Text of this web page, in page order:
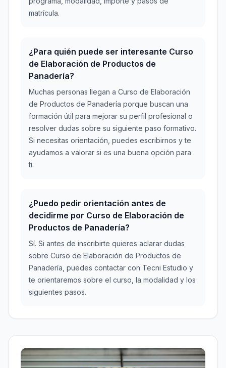
matrícula.
¿Para quién puede ser interesante Curso
de Elaboración de Productos de
Panadería?
Muchas personas llegan a Curso de Elaboración
de Productos de Panadería porque buscan una
formación útil para mejorar su perfil profesional o
resolver dudas sobre su siguiente paso formativo.
Si necesitas orientación, puedes escribirnos y te
ayudamos a valorar si es una buena opción para
ti.
¿Puedo pedir orientación antes de
decidirme por Curso de Elaboración de
Productos de Panadería?
Sí. Si antes de inscribirte quieres aclarar dudas
sobre Curso de Elaboración de Productos de
Panadería, puedes contactar con Tecni Estudio y
te orientaremos sobre el curso, la modalidad y los
siguientes pasos.